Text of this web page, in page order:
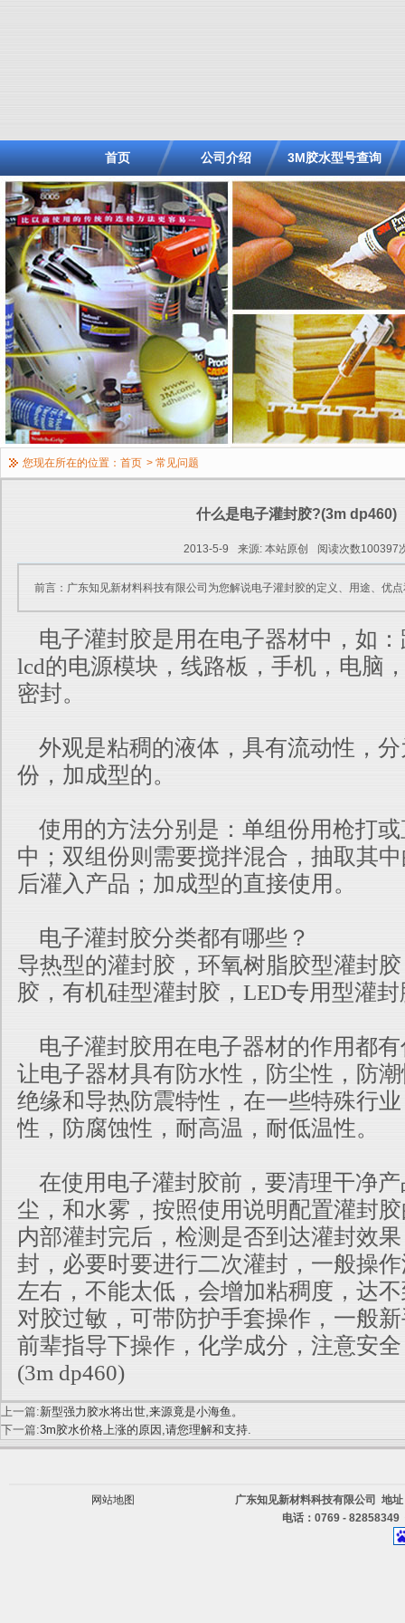
首页 公司介绍 3M胶水型号查询
您现在所在的位置： 首页 > 常见问题
什么是电子灌封胶?(3m dp460)
2013-5-9 来源: 本站原创 阅读次数100397
前言：广东知见新材料科技有限公司为您解说电子灌封胶的定义、用途、优
电子灌封胶是用在电子器材中，如：
lcd的电源模块，线路板，手机，电脑
密封。
外观是粘稠的液体，具有流动性，
份，加成型的。
使用的方法分别是：单组份用枪打
中；双组份则需要搅拌混合，抽取其
后灌入产品；加成型的直接使用。
电子灌封胶分类都有哪些？
导热型的灌封胶，环氧树脂胶型灌封
胶，有机硅型灌封胶，LED专用型灌封
电子灌封胶用在电子器材的作用都有
让电子器材具有防水性，防尘性，防
绝缘和导热防震特性，在一些特殊行
性，防腐蚀性，耐高温，耐低温性。
在使用电子灌封胶前，要清理干净
尘，和水雾，按照使用说明配置灌封
内部灌封完后，检测是否到达灌封效
封， 必要时要进行二次灌封，一般操
左右，不能太低，会增加粘稠度 ，达
对胶过敏，可带防护手套操作，一般
前辈指导下操作，化学成分，注意安
(3m dp460)
上一篇:新型强力胶水将出世,来源竟是小海鱼。
下一篇:3m胶水价格上涨的原因,请您理解和支持.
网站地图
广东知见新材料科技有限公司 地
电话：0769 -